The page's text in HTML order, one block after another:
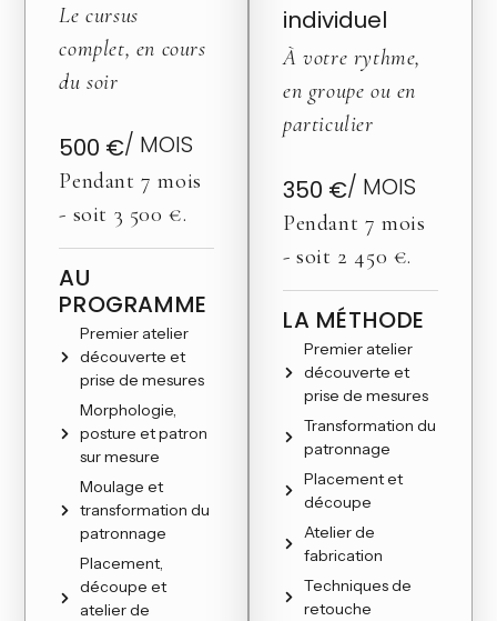
Le cursus
complet, en cours
du soir
500 €/ MOIS
Pendant 7 mois
- soit 3 500 €.
AU
PROGRAMME
Premier atelier
découverte et
prise de mesures
Morphologie,
posture et patron
sur mesure
Moulage et
transformation du
patronnage
Placement,
découpe et
atelier de
individuel
À votre rythme,
en groupe ou en
particulier
350 €/ MOIS
Pendant 7 mois
- soit 2 450 €.
LA MÉTHODE
Premier atelier
découverte et
prise de mesures
Transformation du
patronnage
Placement et
découpe
Atelier de
fabrication
Techniques de
retouche